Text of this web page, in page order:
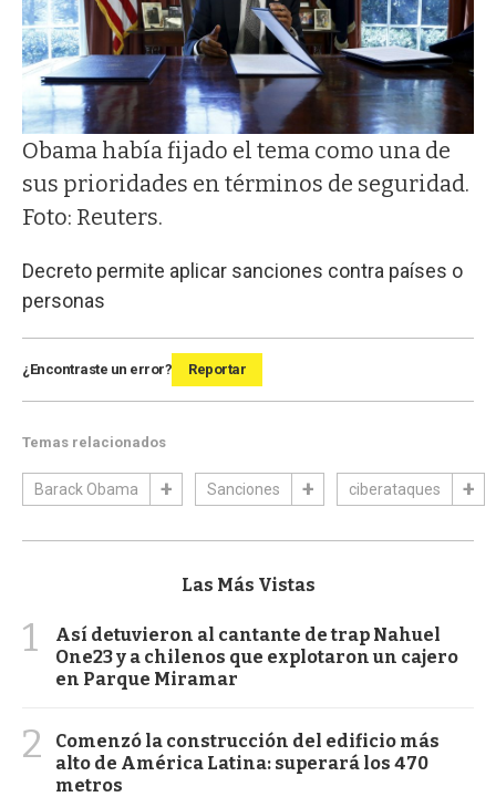
Obama había fijado el tema como una de
sus prioridades en términos de seguridad.
Foto: Reuters.
Decreto permite aplicar sanciones contra países o
personas
¿Encontraste un error? Reportar
Temas relacionados
Barack Obama Sanciones ciberataques
Las Más Vistas
1
Así detuvieron al cantante de trap Nahuel
One23 y a chilenos que explotaron un cajero
en Parque Miramar
2
Comenzó la construcción del edificio más
alto de América Latina: superará los 470
metros